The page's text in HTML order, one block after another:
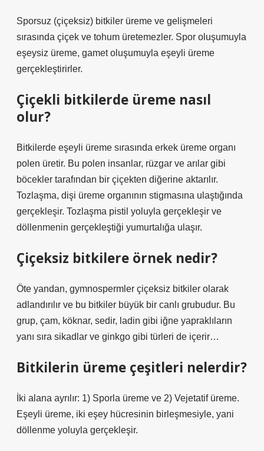
Sporsuz (çiçeksiz) bitkiler üreme ve gelişmeleri
sırasında çiçek ve tohum üretemezler. Spor oluşumuyla
eşeysiz üreme, gamet oluşumuyla eşeyli üreme
gerçekleştirirler.
Çiçekli bitkilerde üreme nasıl
olur?
Bitkilerde eşeyli üreme sırasında erkek üreme organı
polen üretir. Bu polen insanlar, rüzgar ve arılar gibi
böcekler tarafından bir çiçekten diğerine aktarılır.
Tozlaşma, dişi üreme organının stigmasına ulaştığında
gerçekleşir. Tozlaşma pistil yoluyla gerçekleşir ve
döllenmenin gerçekleştiği yumurtalığa ulaşır.
Çiçeksiz bitkilere örnek nedir?
Öte yandan, gymnospermler çiçeksiz bitkiler olarak
adlandırılır ve bu bitkiler büyük bir canlı grubudur. Bu
grup, çam, köknar, sedir, ladin gibi iğne yapraklıların
yanı sıra sikadlar ve ginkgo gibi türleri de içerir…
Bitkilerin üreme çeşitleri nelerdir?
İki alana ayrılır: 1) Sporla üreme ve 2) Vejetatif üreme.
Eşeyli üreme, iki eşey hücresinin birleşmesiyle, yani
döllenme yoluyla gerçekleşir.